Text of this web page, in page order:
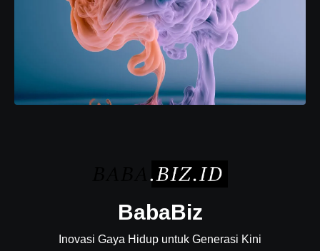
BabaBiz
Inovasi Gaya Hidup untuk Generasi Kini